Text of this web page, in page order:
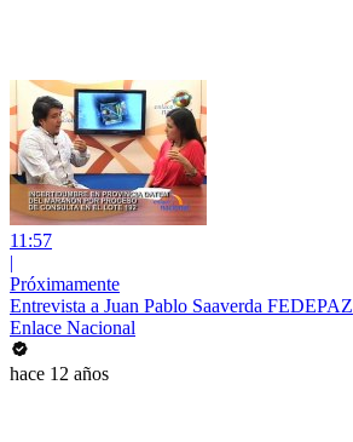
11:57
|
Próximamente
Entrevista a Juan Pablo Saaverda FEDEPAZ
Enlace Nacional
hace 12 años